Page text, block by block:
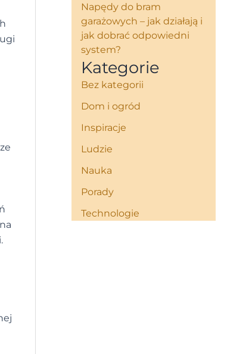
Napędy do bram
garażowych – jak działają i
jak dobrać odpowiedni
system?
Kategorie
Bez kategorii
Dom i ogród
Inspiracje
Ludzie
Nauka
Porady
Technologie